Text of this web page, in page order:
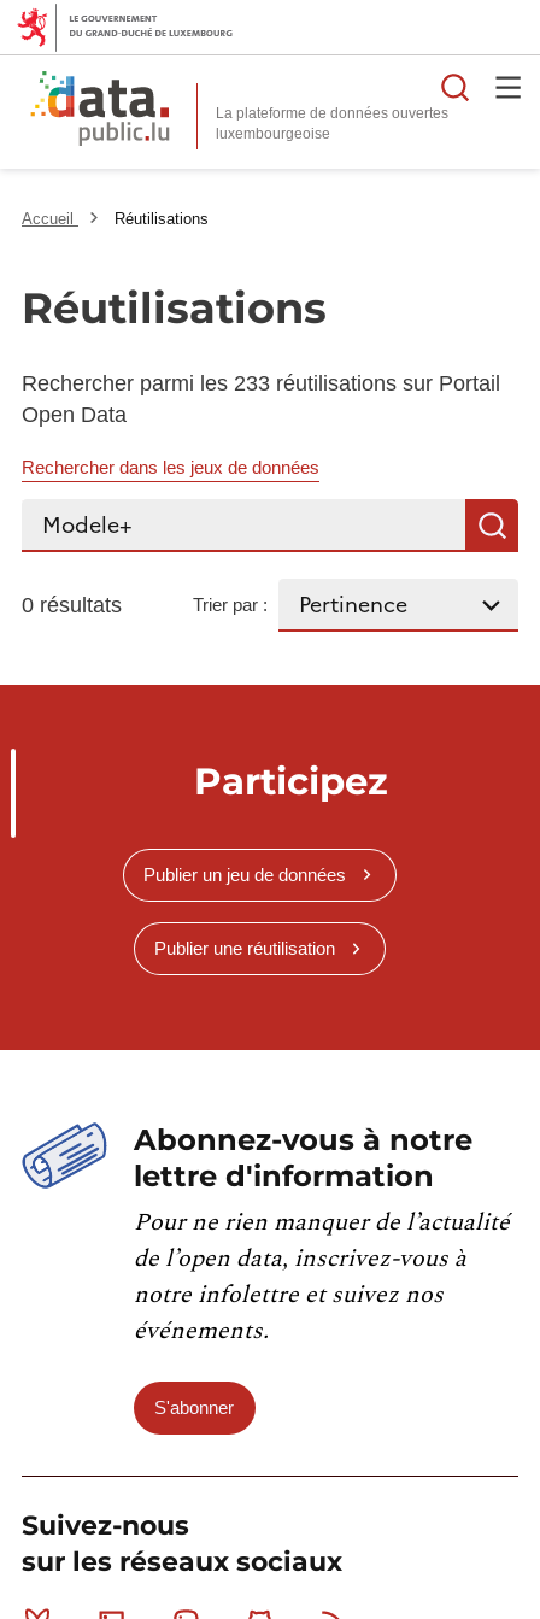
La plateforme de données ouvertes
Accueil Réutilisations
Réutilisations
Rechercher parmi les 233 réutilisations sur Portail
Open Data
Rechercher dans les jeux de données
Rechercher...
0 résultats Trier par :
Participez
Publier un jeu de données
Publier une réutilisation
Abonnez-vous à notre
lettre d'information
Pour ne rien manquer de l’actualité
de l’open data, inscrivez-vous à
notre infolettre et suivez nos
événements.
S'abonner
Suivez-nous
sur les réseaux sociaux